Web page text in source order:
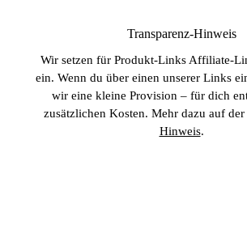
Transparenz-Hinweis
Wir setzen für Produkt-Links Affiliate-
ein. Wenn du über einen unserer Links
wir eine kleine Provision – für dich
zusätzlichen Kosten. Mehr dazu auf der
Hinweis.